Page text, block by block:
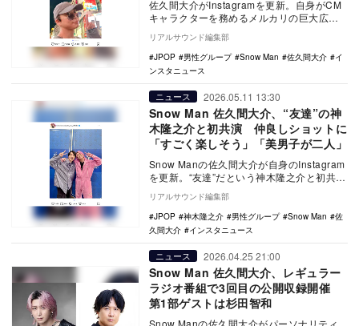
佐久間大介がInstagramを更新。自身がCM
キャラクターを務めるメルカリの巨大広告
を見に、渋谷を訪れたことを報告。目黒蓮
の看…
リアルサウンド編集部
JPOP
男性グループ Snow Man 佐久間大介
イ
ンスタニュース
ニュース 2026.05.11 13:30
Snow Man 佐久間大介、“友達”の神
木隆之介と初共演 仲良しショットに
「すごく楽しそう」「美男子が二人」
Snow Manの佐久間大介が自身のInstagram
を更新。“友達”だという神木隆之介と初共演
した際のツーショットを公開し、注…
リアルサウンド編集部
JPOP
神木隆之介 男性グループ Snow Man
佐
久間大介
インスタニュース
ニュース 2026.04.25 21:00
Snow Man 佐久間大介、レギュラー
ラジオ番組で3回目の公開収録開催
第1部ゲストは杉田智和
Snow Manの佐久間大介がパーソナリティ